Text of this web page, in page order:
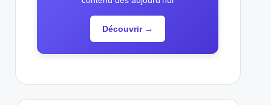
Découvrir →